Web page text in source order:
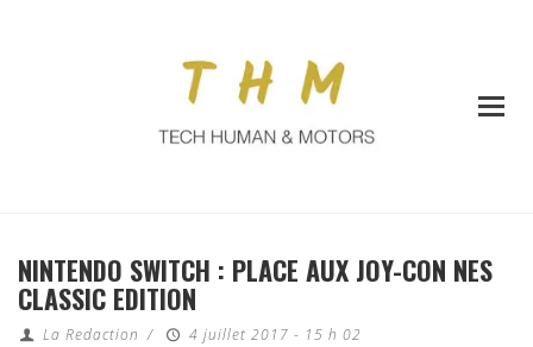
NINTENDO SWITCH : PLACE AUX JOY-CON NES
CLASSIC EDITION
La Redaction / 4 juillet 2017 - 15 h 02